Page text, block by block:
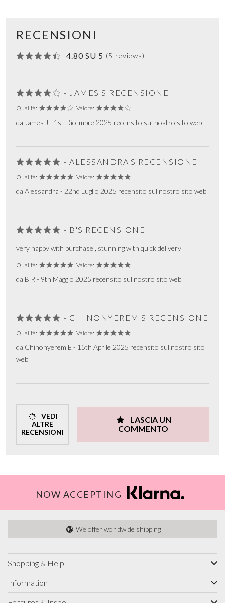
RECENSIONI
4.80 SU 5 (5 reviews)
- JAMES'S RECENSIONE
Qualità: Valore:
da James J - 1st Dicembre 2025 recensito sul nostro sito web
- ALESSANDRA'S RECENSIONE
Qualità: Valore:
da Alessandra - 22nd Luglio 2025 recensito sul nostro sito web
- B'S RECENSIONE
very happy with purchase , stunning with quick delivery
Qualità: Valore:
da B R - 9th Maggio 2025 recensito sul nostro sito web
- CHINONYEREM'S RECENSIONE
Qualità: Valore:
da Chinonyerem E - 15th Aprile 2025 recensito sul nostro sito
web
VEDI
ALTRE
RECENSIONI
LASCIA UN
COMMENTO
NOW ACCEPTING
We offer worldwide shipping
Shopping & Help
Information